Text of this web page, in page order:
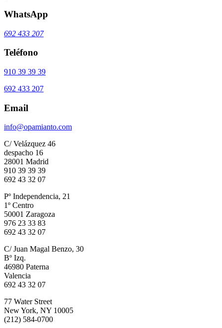
WhatsApp
692 433 207
Teléfono
910 39 39 39
692 433 207
Email
info@opamianto.com
C/ Velázquez 46
despacho 16
28001 Madrid
910 39 39 39
692 43 32 07
Pº Independencia, 21
1º Centro
50001 Zaragoza
976 23 33 83
692 43 32 07
C/ Juan Magal Benzo, 30
Bº Izq.
46980 Paterna
Valencia
692 43 32 07
77 Water Street
New York, NY 10005
(212) 584-0700